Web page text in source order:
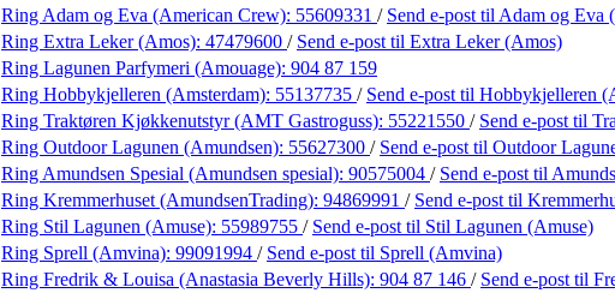
Ring Adam og Eva (American Crew): 55609331 / Send e-post til Adam og Eva
Ring Extra Leker (Amos): 47479600 / Send e-post til Extra Leker (Amos)
Ring Lagunen Parfymeri (Amouage): 904 87 159
Ring Hobbykjelleren (Amsterdam): 55137735 / Send e-post til Hobbykjelleren
Ring Traktøren Kjøkkenutstyr (AMT Gastroguss): 55221550 / Send e-post til
Ring Outdoor Lagunen (Amundsen): 55627300 / Send e-post til Outdoor
Ring Amundsen Spesial (Amundsen spesial): 90575004 / Send e-post til
Ring Kremmerhuset (AmundsenTrading): 94869991 / Send e-post til
Ring Stil Lagunen (Amuse): 55989755 / Send e-post til Stil Lagunen (Amuse)
Ring Sprell (Amvina): 99091994 / Send e-post til Sprell (Amvina)
Ring Fredrik & Louisa (Anastasia Beverly Hills): 904 87 146 / Send e-post til